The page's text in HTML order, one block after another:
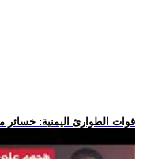
.. قوات الطوارئ اليمنية: